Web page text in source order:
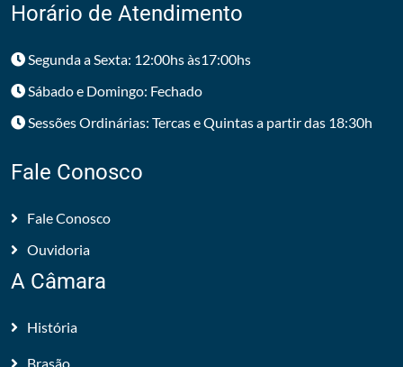
Horário de Atendimento
Segunda a Sexta: 12:00hs às17:00hs
Sábado e Domingo: Fechado
Sessões Ordinárias: Tercas e Quintas a partir das 18:30h
Fale Conosco
Fale Conosco
Ouvidoria
A Câmara
História
Brasão